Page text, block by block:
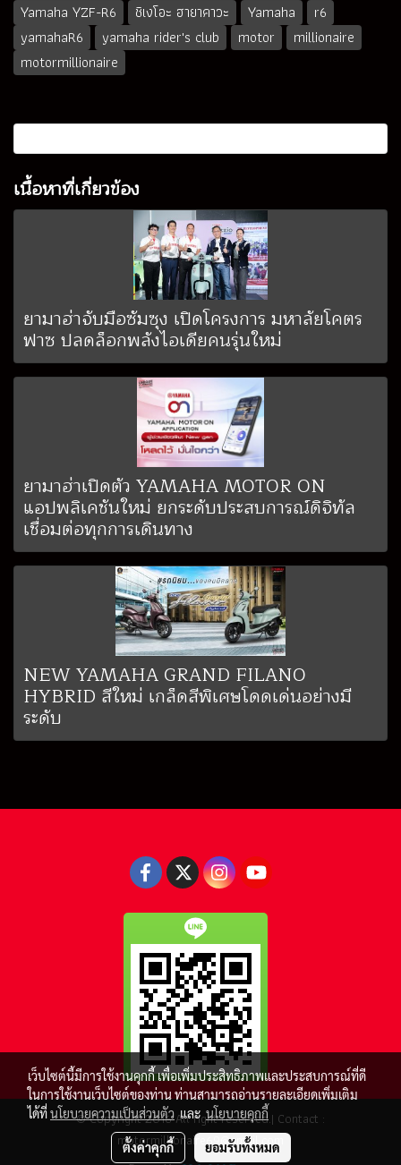
Yamaha YZF-R6 ชิเงโอะ ฮายาคาวะ Yamaha
r6
yamahaR6
yamaha rider's club motor
millionaire
motormillionaire
เนื้อหาที่เกี่ยวข้อง
ยามาฮ่าจับมือซัมซุง เปิดโครงการ มหาลัยโคตร
ฟาซ ปลดล็อกพลังไอเดียคนรุ่นใหม่
ยามาฮ่าเปิดตัว YAMAHA MOTOR ON
แอปพลิเคชันใหม่ ยกระดับประสบการณ์ดิจิทัล
เชื่อมต่อทุกการเดินทาง
NEW YAMAHA GRAND FILANO
HYBRID สีใหม่ เกล็ดสีพิเศษโดดเด่นอย่างมี
ระดับ
© Copyright 2016 All right reserved.| Contact :
motormillionaire69@gmail.com
เว็บไซต์นี้มีการใช้งานคุกกี้ เพื่อเพิ่มประสิทธิภาพและประสบการณ์ที่ดี
ในการใช้งานเว็บไซต์ของท่าน ท่านสามารถอ่านรายละเอียดเพิ่มเติม
ได้ที่นโยบายความเป็นส่วนตัว และนโยบายคุกกี้
ตั้งค่าคุกกี้ ยอมรับทั้งหมด